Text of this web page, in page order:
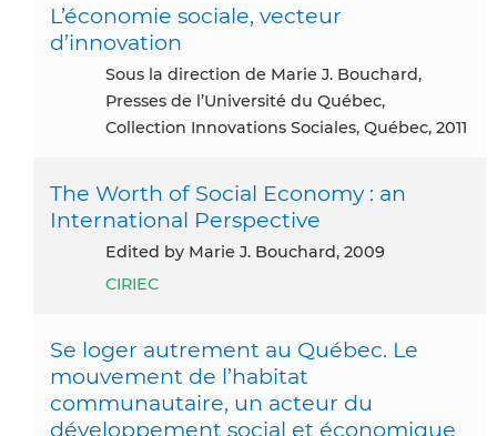
L’économie sociale, vecteur
d’innovation
Sous la direction de Marie J. Bouchard,
Presses de l’Université du Québec,
Collection Innovations Sociales, Québec, 2011
The Worth of Social Economy : an
International Perspective
Edited by Marie J. Bouchard, 2009
CIRIEC
Se loger autrement au Québec. Le
mouvement de l’habitat
communautaire, un acteur du
développement social et économique